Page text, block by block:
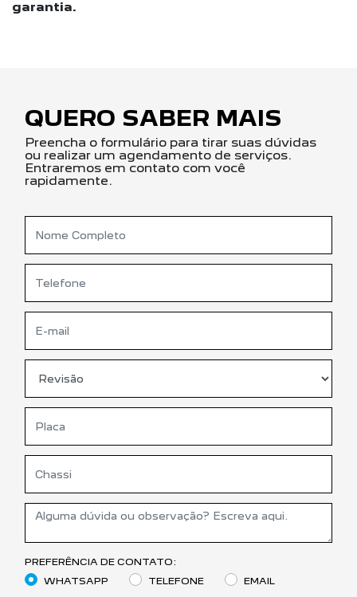
garantia.
QUERO SABER MAIS
Preencha o formulário para tirar suas dúvidas
ou realizar um agendamento de serviços.
Entraremos em contato com você
rapidamente.
PREFERÊNCIA DE CONTATO:
WHATSAPP
TELEFONE EMAIL